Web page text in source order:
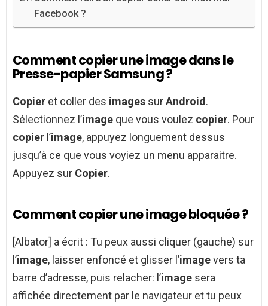
Facebook ?
Comment copier une image dans le
Presse-papier Samsung ?
Copier et coller des images surAndroid.
Sélectionnez l’image que vous voulez copier. Pour
copier l’image, appuyez longuement dessus
jusqu’à ce que vous voyiez un menu apparaitre.
Appuyez sur Copier.
Comment copier une image bloquée ?
[Albator] a écrit : Tu peux aussi cliquer (gauche) sur
l’image, laisser enfoncé et glisser l’imagevers ta
barre d’adresse, puis relacher: l’image sera
affichée directement par le navigateur et tu peux